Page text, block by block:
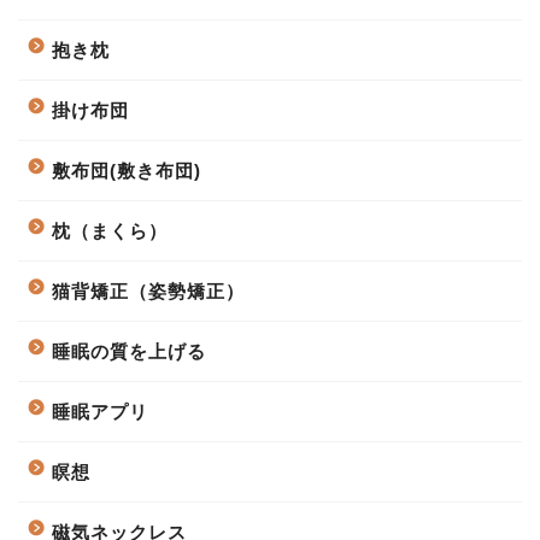
抱き枕
掛け布団
敷布団(敷き布団)
枕（まくら）
猫背矯正（姿勢矯正）
睡眠の質を上げる
睡眠アプリ
瞑想
磁気ネックレス